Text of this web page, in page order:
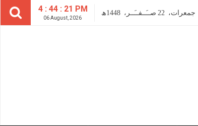
4 : 44 : 22 PM
06 August, 2026
جمعرات، 22 صــَــفــَــر، 1448ھ